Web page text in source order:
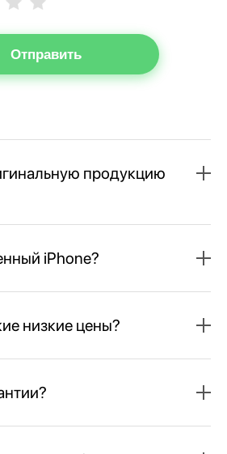
Отправить
продукцию
iPhone?
низкие цены?